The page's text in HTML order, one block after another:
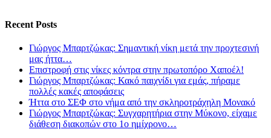
Recent Posts
Γιώργος Μπαρτζώκας: Σημαντική νίκη μετά την προχτεσινή
μας ήττα…
Επιστροφή στις νίκες κόντρα στην πρωτοπόρο Χαποέλ!
Γιώργος Μπαρτζώκας: Κακό παιχνίδι για εμάς, πήραμε
πολλές κακές αποφάσεις
Ήττα στο ΣΕΦ στο νήμα από την σκληροτράχηλη Μονακό
Γιώργος Μπαρτζώκας: Συγχαρητήρια στην Μύκονο, είχαμε
διάθεση διακοπών στο 1ο ημίχρονο…